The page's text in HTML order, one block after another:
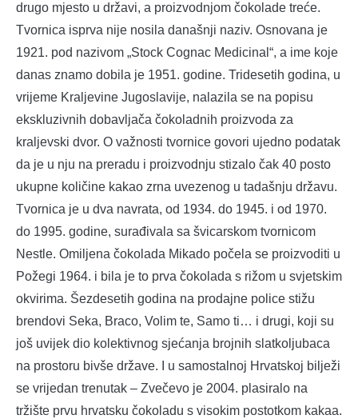
drugo mjesto u državi, a proizvodnjom čokolade treće.
Tvornica isprva nije nosila današnji naziv. Osnovana je
1921. pod nazivom „Stock Cognac Medicinal“, a ime koje
danas znamo dobila je 1951. godine. Tridesetih godina, u
vrijeme Kraljevine Jugoslavije, nalazila se na popisu
ekskluzivnih dobavljača čokoladnih proizvoda za
kraljevski dvor. O važnosti tvornice govori ujedno podatak
da je u nju na preradu i proizvodnju stizalo čak 40 posto
ukupne količine kakao zrna uvezenog u tadašnju državu.
Tvornica je u dva navrata, od 1934. do 1945. i od 1970.
do 1995. godine, surađivala sa švicarskom tvornicom
Nestle. Omiljena čokolada Mikado počela se proizvoditi u
Požegi 1964. i bila je to prva čokolada s rižom u svjetskim
okvirima. Šezdesetih godina na prodajne police stižu
brendovi Seka, Braco, Volim te, Samo ti… i drugi, koji su
još uvijek dio kolektivnog sjećanja brojnih slatkoljubaca
na prostoru bivše države. I u samostalnoj Hrvatskoj bilježi
se vrijedan trenutak – Zvečevo je 2004. plasiralo na
tržište prvu hrvatsku čokoladu s visokim postotkom kakaa.